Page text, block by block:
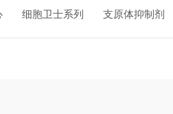
细胞卫士系列 支原体抑制剂